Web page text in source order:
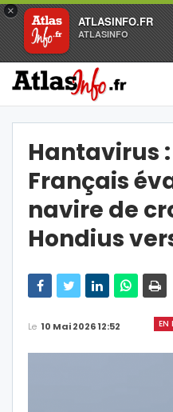
×
ATLASINFO.FR
ATLASINFO
Hantavirus
Français
navire de
Hondius
EN
Le 10 Mai 2026 12:52